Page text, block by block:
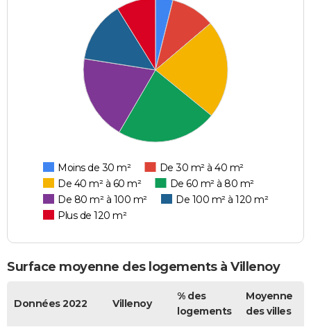
Moins de 30 m²
De 30 m² à 40 m²
De 40 m² à 60 m²
De 60 m² à 80 m²
De 80 m² à 100 m²
De 100 m² à 120 m²
Plus de 120 m²
Surface moyenne des logements à Villenoy
Données 2022 Villenoy
% des
logements
Moyenne
des villes